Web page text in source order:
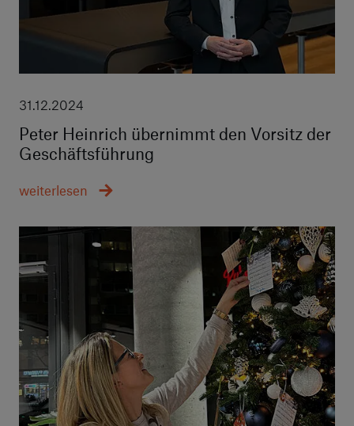
31.12.2024
Peter Heinrich übernimmt den Vorsitz der
Geschäftsführung
weiterlesen